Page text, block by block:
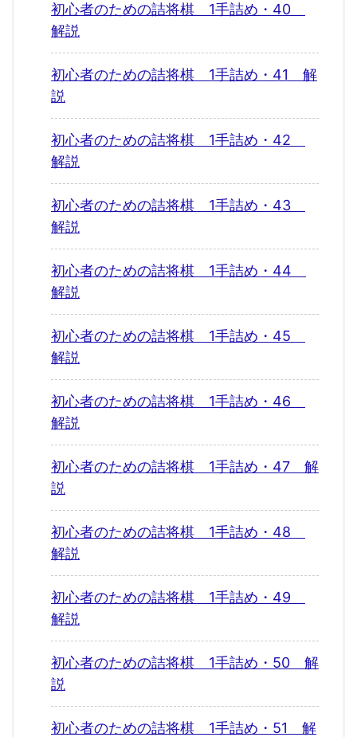
初心者のための詰将棋 1手詰め・40
解説
初心者のための詰将棋 1手詰め・41 解
説
初心者のための詰将棋 1手詰め・42
解説
初心者のための詰将棋 1手詰め・43
解説
初心者のための詰将棋 1手詰め・44
解説
初心者のための詰将棋 1手詰め・45
解説
初心者のための詰将棋 1手詰め・46
解説
初心者のための詰将棋 1手詰め・47 解
説
初心者のための詰将棋 1手詰め・48
解説
初心者のための詰将棋 1手詰め・49
解説
初心者のための詰将棋 1手詰め・50 解
説
初心者のための詰将棋 1手詰め・51 解